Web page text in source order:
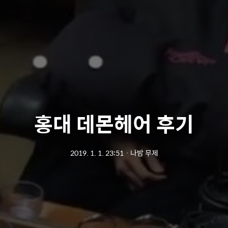
홍대 데몬헤어 후기
2019. 1. 1. 23:51ㆍ 나밤 무제